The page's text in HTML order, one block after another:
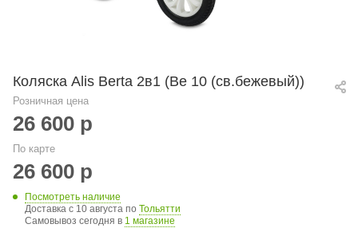
Коляска Alis Berta 2в1 (Be 10 (св.бежевый))
Розничная цена
26 600 р
По карте
26 600 р
Посмотреть наличие
Доставка с 10 августа по Тольятти
Самовывоз сегодня в 1 магазине